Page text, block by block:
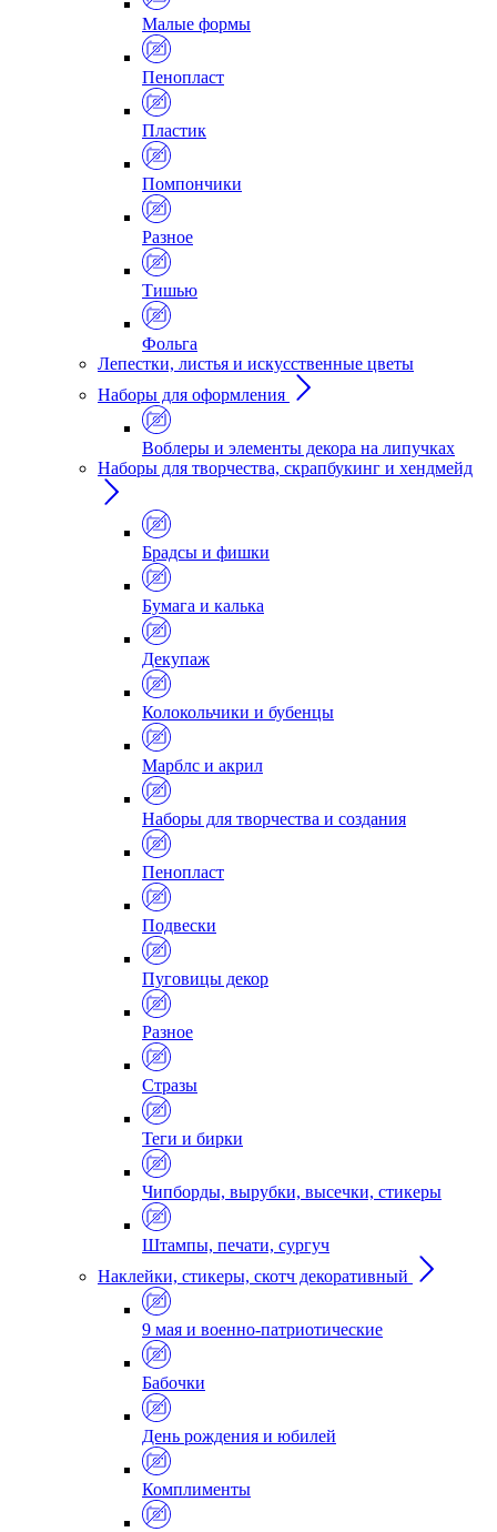
Малые формы
Пенопласт
Пластик
Помпончики
Разное
Тишью
Фольга
Лепестки, листья и искусственные цветы
Наборы для оформления
Воблеры и элементы декора на липучках
Наборы для творчества, скрапбукинг и хендмейд
Брадсы и фишки
Бумага и калька
Декупаж
Колокольчики и бубенцы
Марблс и акрил
Наборы для творчества и создания
Пенопласт
Подвески
Пуговицы декор
Разное
Стразы
Теги и бирки
Чипборды, вырубки, высечки, стикеры
Штампы, печати, сургуч
Наклейки, стикеры, скотч декоративный
9 мая и военно-патриотические
Бабочки
День рождения и юбилей
Комплименты